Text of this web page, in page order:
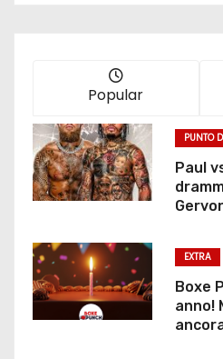
Popular
PUNTO
Paul
EXTRA
Boxe
anno!